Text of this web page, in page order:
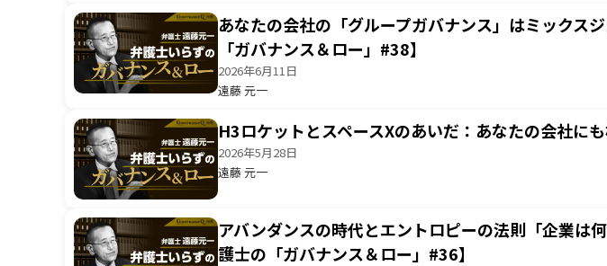
あなたの会社の「グループガバナンス」はミックス
「ガバナンス＆ロー」#38】
2026年6月11日
遠藤 元一
H3ロケットとスペースXのあいだ：あなたの会社に
2026年5月28日
遠藤 元一
アバンダンスの時代とエントロピーの法則「企業は
護士の「ガバナンス＆ロー」#36】